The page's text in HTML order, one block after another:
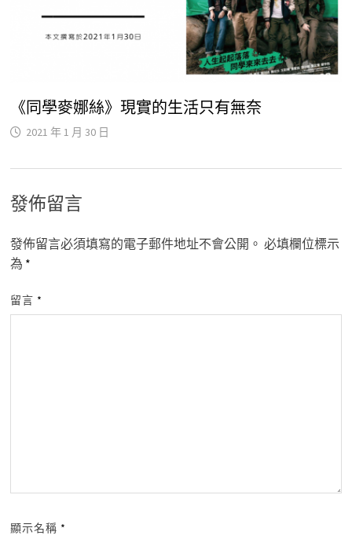
《同學麥娜絲》現實的生活只有無奈
2021 年 1 月 30 日
發佈留言
發佈留言必須填寫的電子郵件地址不會公開。 必填欄位標示
為 *
留言 *
顯示名稱 *